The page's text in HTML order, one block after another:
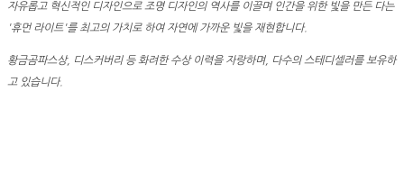
자유롭고 혁신적인 디자인으로 조명 디자인의 역사를 이끌며 인간을 위한 빛을 만든 다는
'휴먼 라이트'를 최고의 가치로 하여 자연에 가까운 빛을 재현합니다.
황금곰파스상, 디스커버리 등 화려한 수상 이력을 자랑하며, 다수의 스테디셀러를 보유하
고 있습니다.